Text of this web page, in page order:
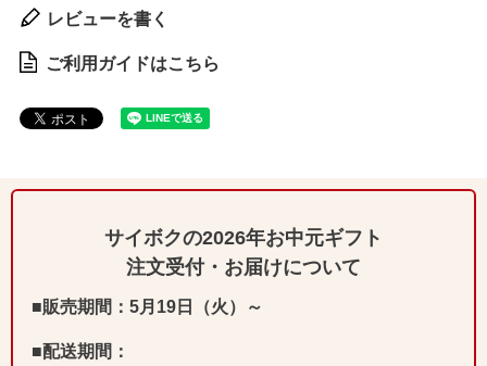
レビューを書く
ご利用ガイドはこちら
サイボクの2026年お中元ギフト
注文受付・お届けについて
■販売期間：5月19日（火）～
■配送期間：